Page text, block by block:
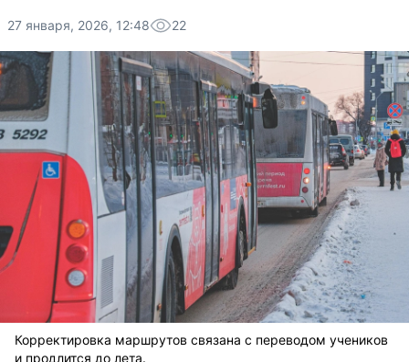
27 января, 2026, 12:48 22
Корректировка маршрутов связана с переводом учеников
и продлится до лета.